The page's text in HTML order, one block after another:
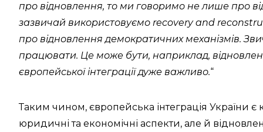
про відновлення, то ми говоримо не лише про
зазвичай використовуємо recovery and
про відновлення демократичних механізмів.
працювати. Це може бути, наприклад,
європейської інтеграції дуже важливо.“
Таким чином, європейська інтеграція
юридичні та економічні аспекти, але й